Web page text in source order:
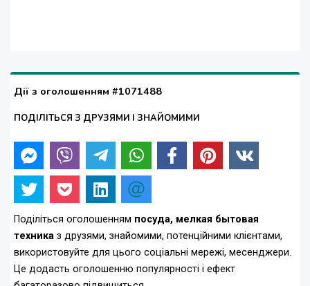
Дії з оголошенням #1071488
ПОДІЛІТЬСЯ З ДРУЗЯМИ І ЗНАЙОМИМИ
Поділіться оголошенням посуда, мелкая бытовая
техника з друзями, знайомими, потенційними клієнтами,
використовуйте для цього соціальні мережі, месенджери.
Це додасть оголошенню популярності і ефект